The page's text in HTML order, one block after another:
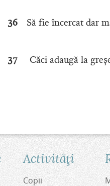
36 Să fie încercat dar
37
Căci adaugă la
Activităţi
Copii